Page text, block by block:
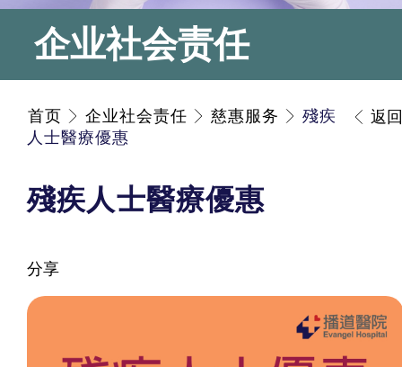
企业社会责任
首页 企业社会责任 慈惠服务
殘疾
人士醫療優惠
返回
殘疾人士醫療優惠
分享